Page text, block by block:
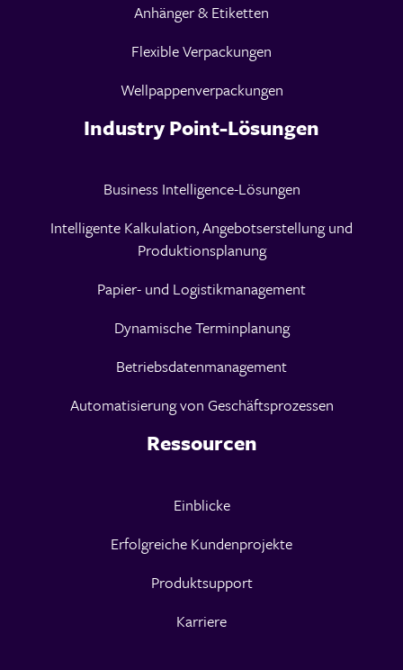
Anhänger & Etiketten
Flexible Verpackungen
Wellpappenverpackungen
Industry Point-Lösungen
Business Intelligence-Lösungen
Intelligente Kalkulation, Angebotserstellung und
Produktionsplanung
Papier- und Logistikmanagement
Dynamische Terminplanung
Betriebsdatenmanagement
Automatisierung von Geschäftsprozessen
Ressourcen
Einblicke
Erfolgreiche Kundenprojekte
Produktsupport
Karriere